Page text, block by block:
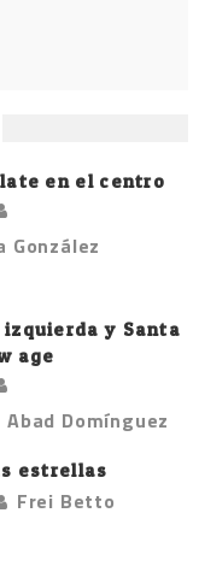
en el centro
González
y Santa
age
Domínguez
estrellas
Frei Betto